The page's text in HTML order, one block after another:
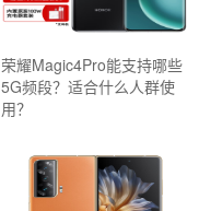
荣耀Magic4Pro能支持哪些
5G频段？适合什么人群使
用？